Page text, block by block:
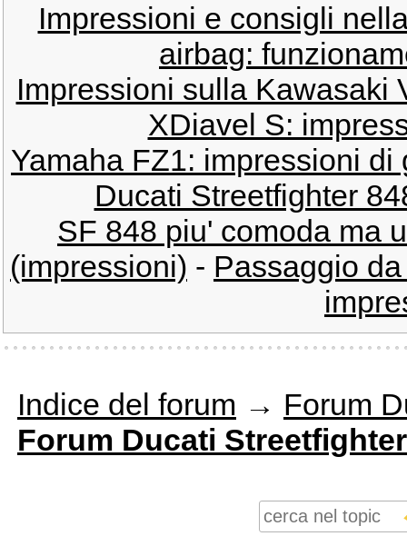
Impressioni e consigli
airbag:
Impressioni sulla Kawasaki
XDiavel S:
Yamaha FZ1: impressioni
Ducati Streetfighter
SF 848 piu' comoda ma
(impressioni) - Passaggio
Indice del forum → Forum
Forum Ducati